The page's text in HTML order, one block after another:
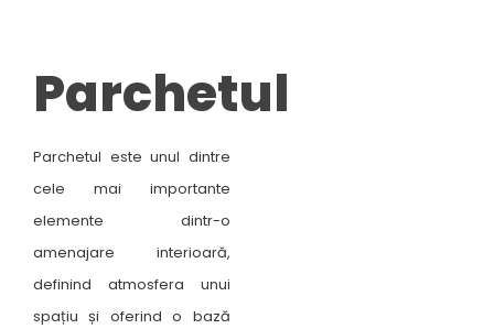
Parchetul
Parchetul este unul dintre
cele mai importante
elemente dintr-o
amenajare interioară,
definind atmosfera unui
spațiu și oferind o bază